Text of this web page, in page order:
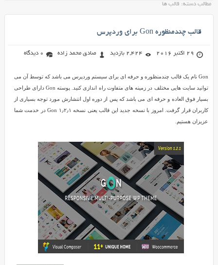
مطالب دسته: قالب ها
قالب چندمنظوره Gon برای وردپرس
29 اکتبر 2016 2,424 بازدید صادق محمد زاده 0 دیدگاه
Gon نام یک قالب چندمنظوره و حرفه ای برای سیستم وردپرس می باشد که توسط آن می
توانید سایت هایی مختلف در زمینه های متفاوت راه اندازی کنید. پوسته Gon دارای طراحی
بسیار فوق العاده و حرفه ای می باشد که پس از دوره اول انتشارش مورد توجه بسیاری از
کاربران قرار گرفت. امروز با نسخه جدید این قالب یعنی نسخه ۱٫۲٫۱ Gon در خدمت شما
عزیزان هستیم.